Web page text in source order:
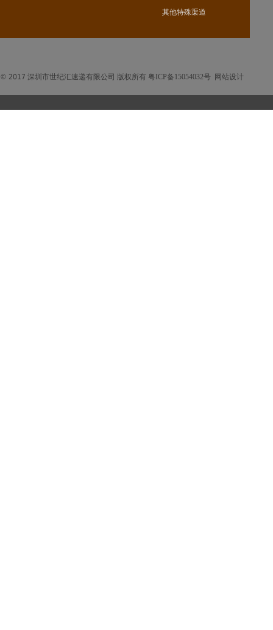
其他特殊渠道
© 2017 深圳市世纪汇速递有限公司 版权所有 粤ICP备15054032号 网站设计